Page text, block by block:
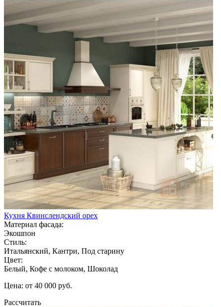
Кухня Квинслендский орех
Материал фасада:
Экошпон
Стиль:
Итальянский, Кантри, Под старину
Цвет:
Белый, Кофе с молоком, Шоколад
Цена: от 40 000 руб.
Рассчитать